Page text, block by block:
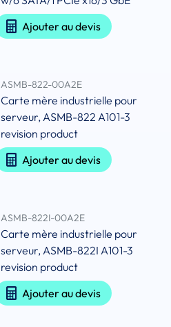
Ajouter au devis
ASMB-822-00A2E
Carte mère industrielle pour
serveur, ASMB-822 A101-3
revision product
Ajouter au devis
ASMB-822I-00A2E
Carte mère industrielle pour
serveur, ASMB-822I A101-3
revision product
Ajouter au devis